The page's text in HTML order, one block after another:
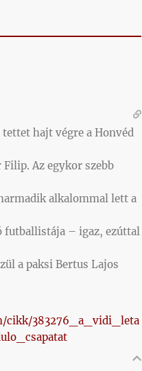
hajt végre a Honvéd
Az egykor szebb
alkalommal lett a
– igaz, ezúttal
a paksi Bertus Lajos
cikk/383276_a_vidi_leta